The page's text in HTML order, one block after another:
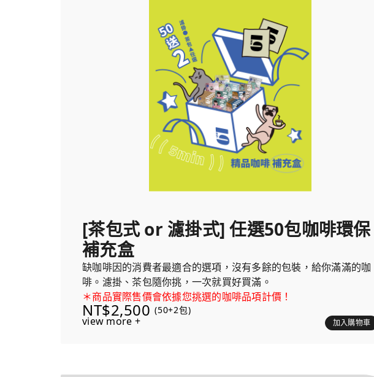
[茶包式 or 濾掛式] 任選50包咖啡環保
補充盒
缺咖啡因的消費者最適合的選項，沒有多餘的包裝，給你滿滿的咖
啡。濾掛、茶包隨你挑，一次就買好買滿。
＊商品實際售價會依據您挑選的咖啡品項計價！
NT$2,500 (50+2包)
view more + 加入購物車